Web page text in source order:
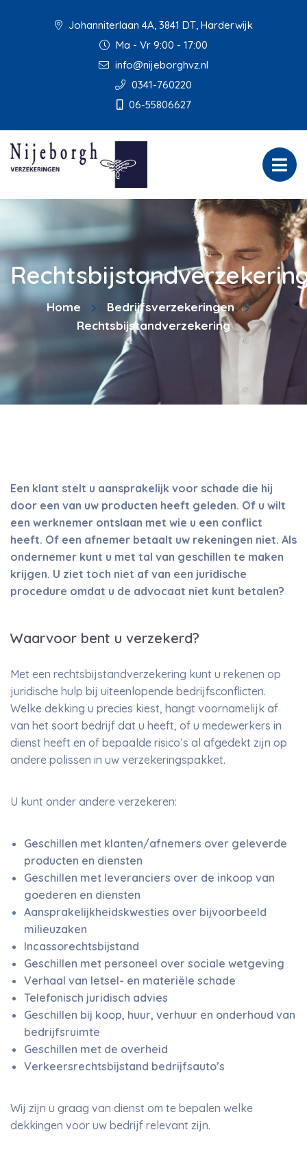
Johanniterlaan 4A, 3841 DT, Harderwijk
Ma - Vr 9:00 - 17:00
info@nijeborghvz.nl
0341-760220
06-55806627
Home
Bedrijfsverzekeringen
Rechtsbijstandverzekering
Een klant stelt u aansprakelijk voor schade die hij
door een van uw producten heeft geleden. Of u wilt
een werknemer ontslaan met wie u een conflict
heeft. Of een afnemer betaalt uw rekeningen niet. Als
ondernemer kunt u met tal van geschillen te maken
krijgen. U ziet toch niet af van een juridische
procedure omdat u de advocaat niet kunt betalen?
Waarvoor bent u verzekerd?
Met een rechtsbijstandverzekering kunt u rekenen op
juridische hulp bij uiteenlopende bedrijfsconflicten.
Welke dekking u precies kiest, hangt voornamelijk af
van het soort bedrijf dat u heeft, of u medewerkers in
dienst heeft en of bepaalde risico’s al afgedekt zijn op
andere polissen in uw verzekeringspakket.
U kunt onder andere verzekeren:
Geschillen met klanten/afnemers over geleverde
producten en diensten
Geschillen met leveranciers over de inkoop van
goederen en diensten
Aansprakelijkheidskwesties over bijvoorbeeld
milieuzaken
Incassorechtsbijstand
Geschillen met personeel over sociale wetgeving
Verhaal van letsel- en materiële schade
Telefonisch juridisch advies
Geschillen bij koop, huur, verhuur en onderhoud van
bedrijfsruimte
Geschillen met de overheid
Verkeersrechtsbijstand bedrijfsauto’s
Wij zijn u graag van dienst om te bepalen welke
dekkingen voor uw bedrijf relevant zijn.